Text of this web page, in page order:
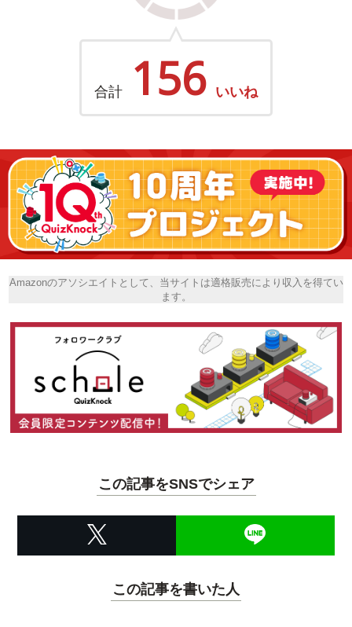
合計 156 いいね
Amazonのアソシエイトとして、当サイトは適格販売により収入を得てい
ます。
この記事をSNSでシェア
この記事を書いた人